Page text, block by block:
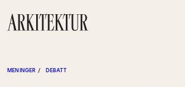
MENINGER / DEBATT